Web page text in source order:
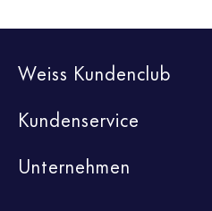
Weiss Kundenclub
Kundenservice
Unternehmen